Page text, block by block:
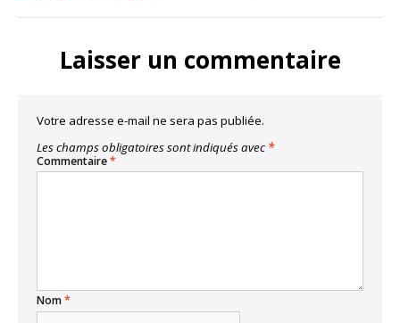
Laisser un commentaire
Votre adresse e-mail ne sera pas publiée.
Les champs obligatoires sont indiqués avec *
Commentaire*
Nom*